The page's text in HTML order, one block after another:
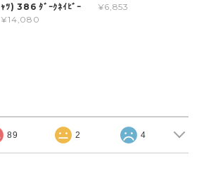
ｬﾂ) 386 ﾀﾞｰｸﾈｲﾋﾞｰ
¥14,080
¥6,853
89 2 4